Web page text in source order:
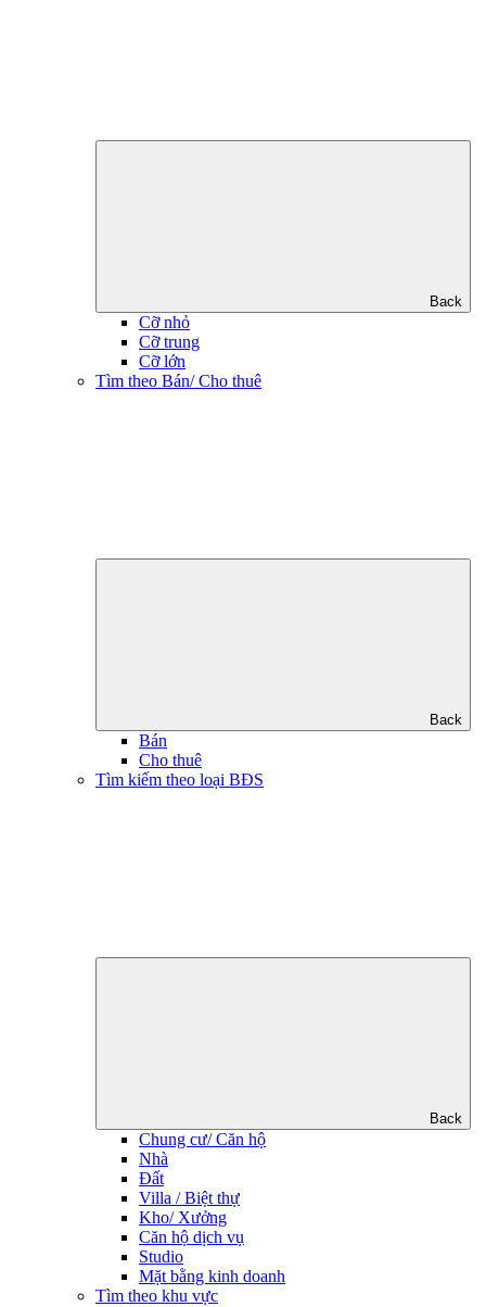
Back
Cỡ nhỏ
Cỡ trung
Cỡ lớn
Tìm theo Bán/ Cho thuê
Back
Bán
Cho thuê
Tìm kiếm theo loại BĐS
Back
Chung cư/ Căn hộ
Nhà
Đất
Villa / Biệt thự
Kho/ Xưởng
Căn hộ dịch vụ
Studio
Mặt bằng kinh doanh
Tìm theo khu vực